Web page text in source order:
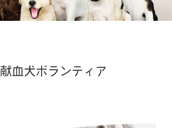
献血犬ボランティア